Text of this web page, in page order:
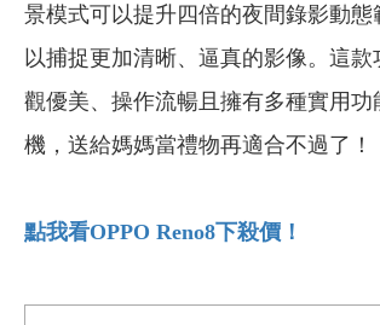
景模式可以提升四倍的夜間錄影動態
以捕捉更加清晰、逼真的影像。這
觀優美、操作流暢且擁有多種實用功
機，送給媽媽當禮物再適合不過了！
點我看OPPO Reno8下殺價！